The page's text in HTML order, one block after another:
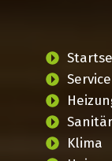
Service
Sanitär
Klima